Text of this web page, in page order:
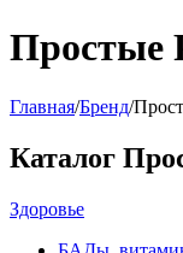
Простые
Главная/Бренд/
Каталог
Здоровье